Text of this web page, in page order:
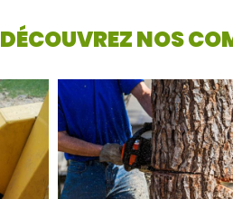
DÉCOUVREZ NOS